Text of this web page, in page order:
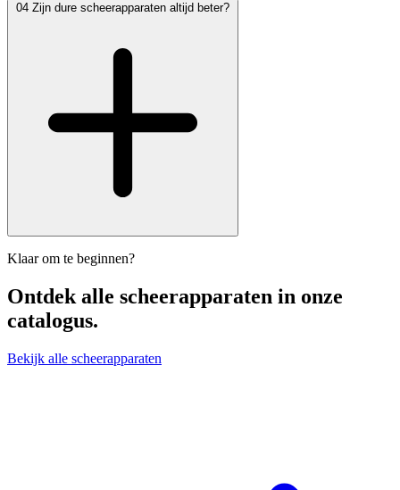
04 Zijn dure scheerapparaten altijd beter?
Klaar om te beginnen?
Ontdek alle scheerapparaten in onze
catalogus.
Bekijk alle scheerapparaten